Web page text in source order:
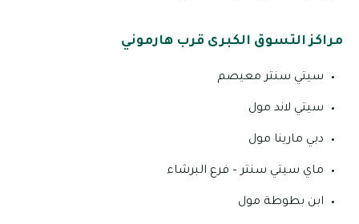
مراكز التسوق الكبرى قرب هارموني
سيتي سنتر معيصم
سيتي لاند مول
دبي مارينا مول
ماي سيتي سنتر – فرع البرشاء
ابن بطوطة مول